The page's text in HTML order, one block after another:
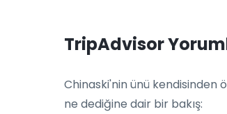
TripAdvisor
Chinaski'nin ünü kendisinden
ne dediğine dair bir bakış: